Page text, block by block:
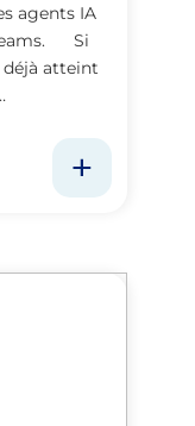
agents IA
Si
déjà atteint